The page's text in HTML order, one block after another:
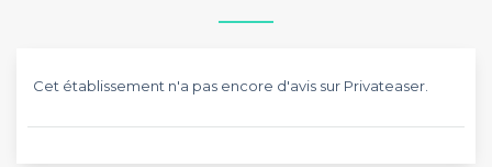
Cet établissement n'a pas encore d'avis sur Privateaser.